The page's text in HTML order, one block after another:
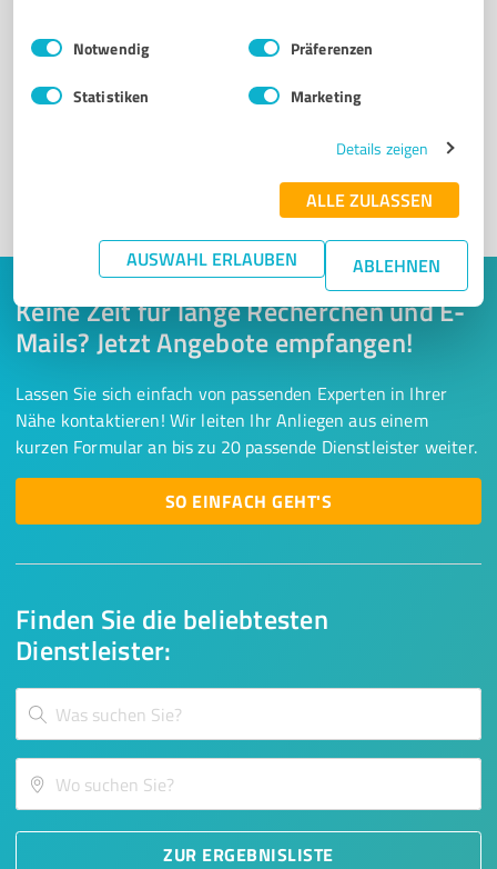
Impressum Datenschutzbestimmungen
Einwilligungsauswahl
Notwendig Präferenzen
Statistiken Marketing
Details zeigen
ALLE ZULASSEN
AUSWAHL ERLAUBEN ABLEHNEN
Sie möchten auch hier gelistet werden?
Registrieren Sie sich jetzt und werden Sie ein von
1
Finden Sie die beliebtesten
Dienstleister:
ZUR ERGEBNISLISTE
Keine Zeit für lange Recherchen und E-
Mails? Jetzt Angebote empfangen!
Lassen Sie sich einfach von passenden Experten in Ihrer
Nähe kontaktieren! Wir leiten Ihr Anliegen aus einem
kurzen Formular an bis zu 20 passende Dienstleister weiter.
SO EINFACH GEHT'S